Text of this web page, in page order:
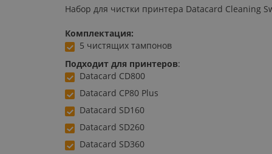
Набор для чистки принтера Datacard Cleaning
Комплектация:
5 чистящих тампонов
Подходит для принтеров:
Datacard CD800
Datacard CP80 Plus
Datacard SD160
Datacard SD260
Datacard SD360